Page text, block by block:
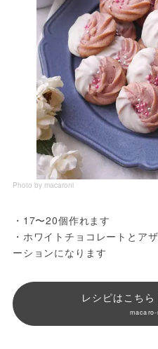
Photo by macaroni
・17〜20個作れます
・ホワイトチョコレートとア
ーションになります
レシピはこち